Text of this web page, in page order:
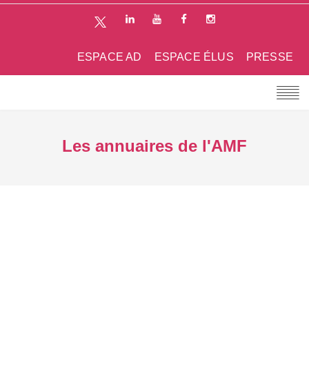
PRESSE
ESPACE ÉLUS
ESPACE AD
Les annuaires de l'AMF